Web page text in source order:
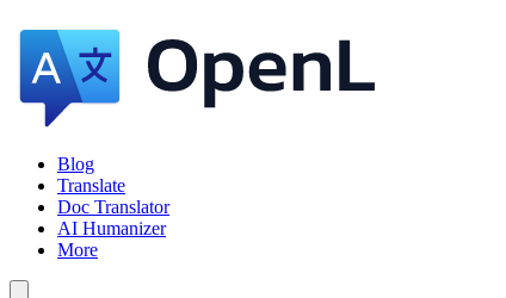
Blog
Translate
Doc Translator
AI Humanizer
More